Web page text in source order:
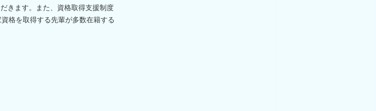
きます。また、資格取得支援制度
格を取得する先輩が多数在籍する